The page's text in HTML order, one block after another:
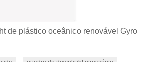
de plástico oceânico renovável Gyro